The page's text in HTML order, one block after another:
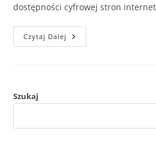
dostępności cyfrowej stron
Czytaj Dalej
Szukaj